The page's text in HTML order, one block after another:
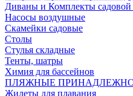
Диваны и Комплекты садовой
Насосы воздушные
Скамейки садовые
Столы
Стулья складные
Тенты, шатры
Химия для бассейнов
ПЛЯЖНЫЕ
Жилеты для плавания